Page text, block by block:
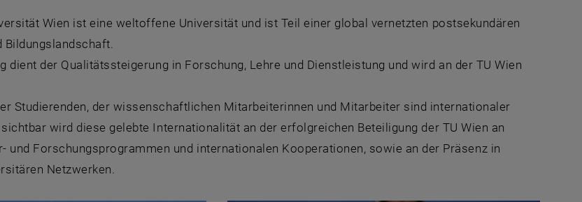
Wien ist eine weltoffene Universität und ist Teil einer global vernetzten postsekundären
dient der Qualitätssteigerung in Forschung, Lehre und Dienstleistung und wird an der TU Wien
Studierenden, der wissenschaftlichen Mitarbeiterinnen und Mitarbeiter sind internationaler
wird diese gelebte Internationalität an der erfolgreichen Beteiligung der TU Wien an
und Forschungsprogrammen und internationalen Kooperationen, sowie an der Präsenz in
Netzwerken.